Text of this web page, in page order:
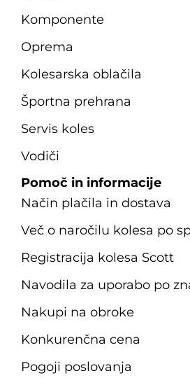
Komponente
Oprema
Kolesarska oblačila
Športna prehrana
Servis koles
Vodiči
Pomoč in informacije
Način plačila in dostava
Več o naročilu kolesa po
Registracija kolesa Scott
Navodila za uporabo po
Nakupi na obroke
Konkurenčna cena
Pogoji poslovanja